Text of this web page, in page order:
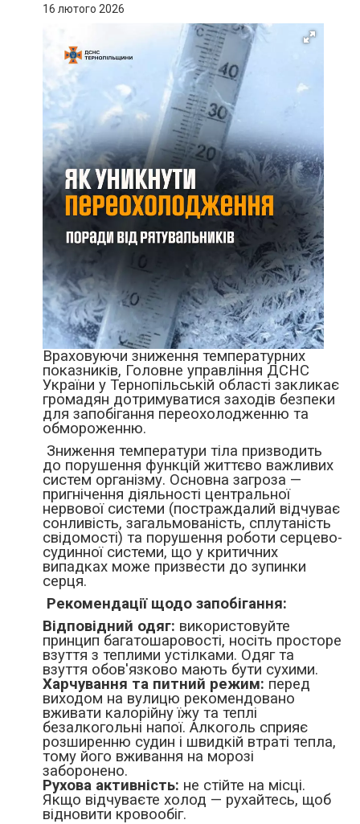
16 лютого 2026
Враховуючи зниження температурних
показників, Головне управління ДСНС
України у Тернопільській області закликає
громадян дотримуватися заходів безпеки
для запобігання переохолодженню та
обмороженню.
Зниження температури тіла призводить
до порушення функцій життєво важливих
систем організму. Основна загроза —
пригнічення діяльності центральної
нервової системи (постраждалий відчуває
сонливість, загальмованість, сплутаність
свідомості) та порушення роботи серцево-
судинної системи, що у критичних
випадках може призвести до зупинки
серця.
Рекомендації щодо запобігання:
Відповідний одяг: використовуйте
принцип багатошаровості, носіть просторе
взуття з теплими устілками. Одяг та
взуття обов'язково мають бути сухими.
Харчування та питний режим: перед
виходом на вулицю рекомендовано
вживати калорійну їжу та теплі
безалкогольні напої. Алкоголь сприяє
розширенню судин і швидкій втраті тепла,
тому його вживання на морозі
заборонено.
Рухова активність: не стійте на місці.
Якщо відчуваєте холод — рухайтесь, щоб
відновити кровообіг.